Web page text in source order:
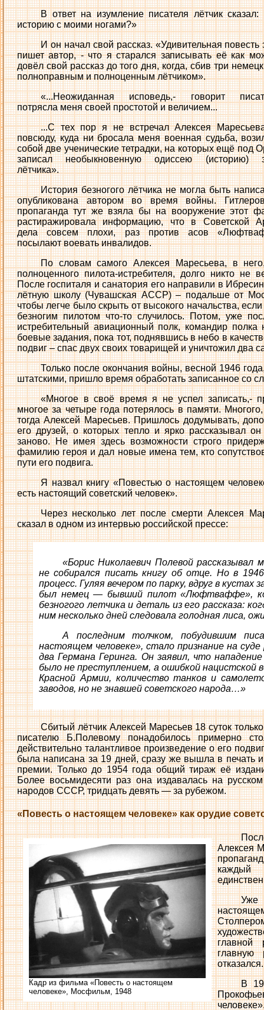
В ответ на изумление писателя лётчик
историю с моими ногами?»
И он начал свой рассказ. «Удивительная повесть
пишет автор, - что я старался записывать её как
довёл свой рассказ до того дня, когда, сбив три
полноправным и полноценным лётчиком».
«...Неожиданная исповедь,- говорит
потрясла меня своей простотой и величием...
...С тех пор я не встречал Алексея
повсюду, куда ни бросала меня военная судьба,
собой две ученические тетрадки, на которых ещё под
записал необыкновенную одиссею (историю)
лётчика».
История безногого лётчика не могла быть
опубликована автором во время войны.
пропаганда тут же взяла бы на вооружение этот
растиражировала информацию, что в Советской
дела совсем плохи, раз против асов
посылают воевать инвалидов.
По словам самого Алексея Маресьева, в
полноценного пилота-истребителя, долго никто не
После госпиталя и санатория его направили в
лётную школу (Чувашская АССР) – подальше от
чтобы легче было скрыть от высокого начальства,
безногим пилотом что-то случилось. Потом, уже
истребительный авиационный полк, командир
боевые задания, пока тот, поднявшись в небо в
подвиг – спас двух своих товарищей и уничтожил два
Только после окончания войны, весной 1946
штатскими, пришло время обработать записанное со
«Многое в своё время я не успел записать,-
многое за четыре года потерялось в памяти.
тогда Алексей Маресьев. Пришлось додумывать,
его друзей, о которых тепло и ярко рассказывал
заново. Не имея здесь возможности строго
фамилию героя и дал новые имена тем, кто
пути его подвига.
Я назвал книгу «Повестью о настоящем
есть настоящий советский человек».
Через несколько лет после смерти Алексея
сказал в одном из интервью российской прессе:
«Борис Николаевич Полевой рассказывал
не собирался писать книгу об отце. Но в
процесс. Гуляя вечером по парку, вдруг в
был немец — бывший пилот «Люфтваффе»,
безногого летчика и деталь из его рассказа:
ним несколько дней следовала голодная лиса,
А последним толчком, побудившим
настоящем человеке», стало признание на
два Германа Геринга. Он заявил, что
было не преступлением, а ошибкой нацистской
Красной Армии, количество танков и
заводов, но не знавшей советского народа…»
Сбитый лётчик Алексей Маресьев 18 суток
писателю Б.Полевому понадобилось примерно
действительно талантливое произведение о его
была написана за 19 дней, сразу же вышла в печать
премии. Только до 1954 года общий тираж её
Более восьмидесяти раз она издавалась на
народов СССР, тридцать девять — за рубежом.
«Повесть о настоящем человеке» как орудие
Кадр из фильма «Повесть о настоящем
человеке», Мосфильм, 1948
Алексея
каждый
главной
главную
отказался.
В